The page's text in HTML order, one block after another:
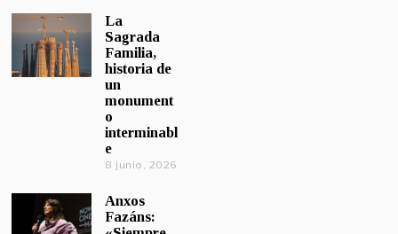
La
Sagrada
Familia,
historia de
un
monument
o
interminabl
e
8 junio, 2026
Anxos
Fazáns: